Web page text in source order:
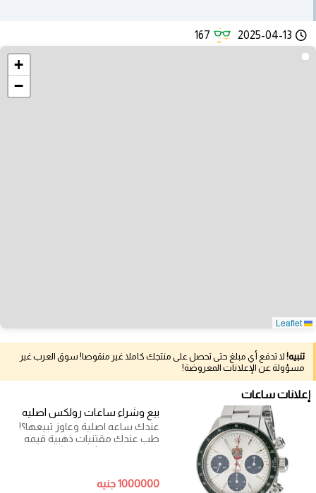
2025-04-13
167
+
−
تنبيه! لا تدفع أي مبلغ حتى تحصل على منتجك كاملا غير منقوصا! سوق العرب غير
مسؤولة عن الإعلانات المعروضة!
إعلانات ساعات
بيع وشراء ساعات رولكس اصليه
عندك ساعه اصلية وعاوز تبيعها؟!
طب عندك مقتنيات ذهبية قيمه
وحابب تبيعها ؟! احنا هنشتيرها منك
1000000 جنيه